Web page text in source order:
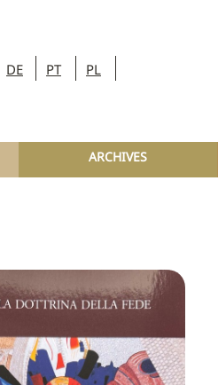
DE PT PL
ARCHIVES